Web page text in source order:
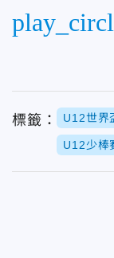
標籤： U12世界
U12少棒